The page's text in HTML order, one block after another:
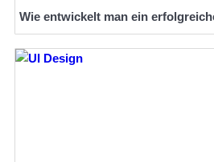
Wie entwickelt man ein